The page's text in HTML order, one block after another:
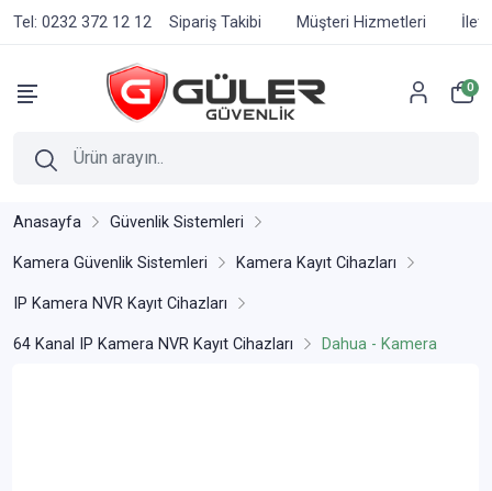
Tel: 0232 372 12 12 Sipariş Takibi Müşteri Hizmetleri
0
Anasayfa Güvenlik Sistemleri
Kamera Güvenlik Sistemleri Kamera Kayıt Cihazları
IP Kamera NVR Kayıt Cihazları
64 Kanal IP Kamera NVR Kayıt Cihazları Dahua - Kamera